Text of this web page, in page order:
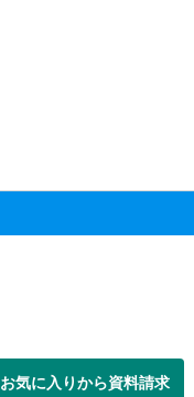
お気に入りから資料請求